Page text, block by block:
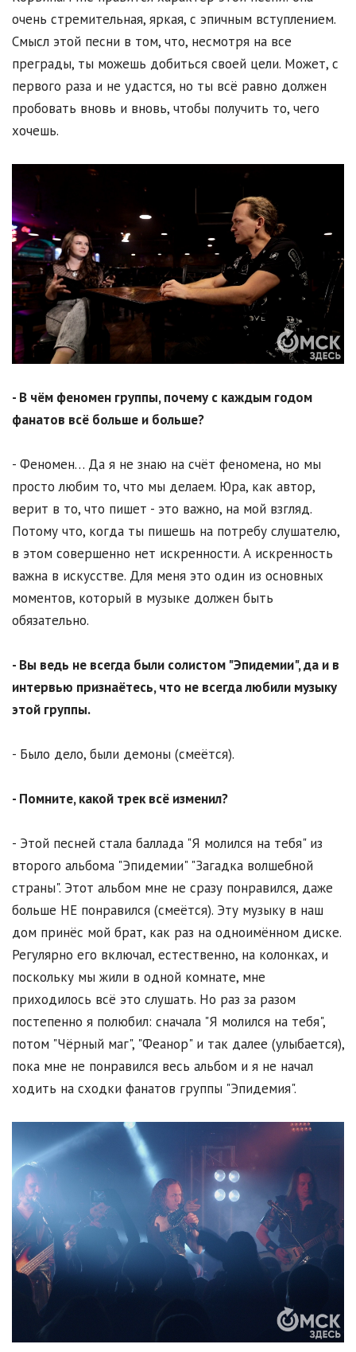
очень стремительная, яркая, с эпичным вступлением.
Смысл этой песни в том, что, несмотря на все
преграды, ты можешь добиться своей цели. Может, с
первого раза и не удастся, но ты всё равно должен
пробовать вновь и вновь, чтобы получить то, чего
хочешь.
- В чём феномен группы, почему с каждым годом
фанатов всё больше и больше?
- Феномен… Да я не знаю на счёт феномена, но мы
просто любим то, что мы делаем. Юра, как автор,
верит в то, что пишет - это важно, на мой взгляд.
Потому что, когда ты пишешь на потребу слушателю,
в этом совершенно нет искренности. А искренность
важна в искусстве. Для меня это один из основных
моментов, который в музыке должен быть
обязательно.
- Вы ведь не всегда были солистом "Эпидемии", да и в
интервью признаётесь, что не всегда любили музыку
этой группы.
- Было дело, были демоны (смеётся).
- Помните, какой трек всё изменил?
- Этой песней стала баллада "Я молился на тебя" из
второго альбома "Эпидемии" "Загадка волшебной
страны". Этот альбом мне не сразу понравился, даже
больше НЕ понравился (смеётся). Эту музыку в наш
дом принёс мой брат, как раз на одноимённом диске.
Регулярно его включал, естественно, на колонках, и
поскольку мы жили в одной комнате, мне
приходилось всё это слушать. Но раз за разом
постепенно я полюбил: сначала "Я молился на тебя",
потом "Чёрный маг", "Феанор" и так далее (улыбается),
пока мне не понравился весь альбом и я не начал
ходить на сходки фанатов группы "Эпидемия".